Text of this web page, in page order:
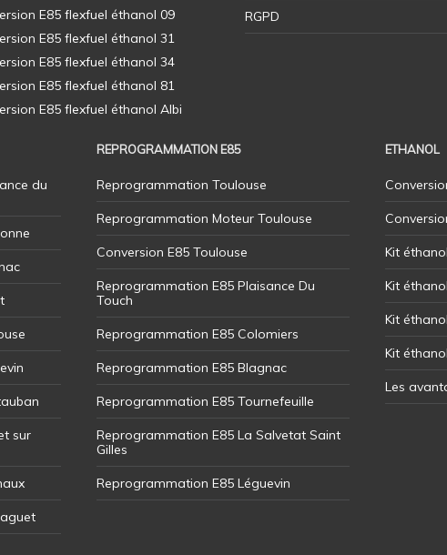
RGPD
du
sur
REPROGRAMMATION E85
Reprogrammation Toulouse
Reprogrammation Moteur Toulouse
Conversion E85 Toulouse
Reprogrammation E85 Plaisance Du
Touch
Reprogrammation E85 Colomiers
Reprogrammation E85 Blagnac
Reprogrammation E85 Tournefeuille
Reprogrammation E85 La Salvetat Saint
Gilles
Reprogrammation E85 Léguevin
ETHANOL
Kit
Kit
Kit
Kit
Les
E85 flexfuel éthanol 09
E85 flexfuel éthanol 31
E85 flexfuel éthanol 34
E85 flexfuel éthanol 81
E85 flexfuel éthanol Albi